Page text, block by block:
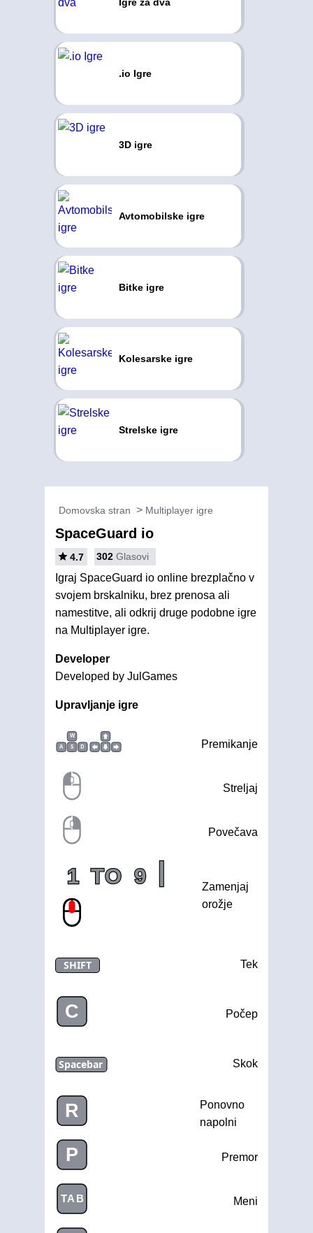
.io Igre
3D igre
Avtomobilske igre
Bitke igre
Kolesarske igre
Strelske igre
Domovska stran Multiplayer igre
SpaceGuard io
4.7 302 Glasovi
Igraj SpaceGuard io online brezplačno v
svojem brskalniku, brez prenosa ali
namestitve, ali odkrij druge podobne igre
na Multiplayer igre.
Developer
Developed by JulGames
Upravljanje igre
W
A
S D Premikanje
Streljaj
Povečava
1 TO 9 |
Zamenjaj
orožje
SHIFT Tek
C Počep
Spacebar Skok
R
Ponovno
napolni
P Premor
TAB Meni